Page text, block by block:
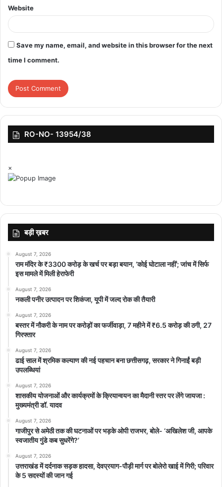
Website
Save my name, email, and website in this browser for the next
time I comment.
RO-NO- 13954/38
×
बड़ी ख़बर
August 7, 2026
राम मंदिर के ₹3300 करोड़ के खर्च पर बड़ा बयान, ‘कोई घोटाला नहीं’; जांच में सिर्फ
इस मामले में मिली हेराफेरी
August 7, 2026
नकली पनीर उत्पादन पर शिकंजा, यूपी में जल्द रोक की तैयारी
August 7, 2026
बस्तर में नौकरी के नाम पर करोड़ों का फर्जीवाड़ा, 7 महीने में ₹6.5 करोड़ की ठगी, 27
गिरफ्तार
August 7, 2026
ढाई साल में श्रमिक कल्याण की नई पहचान बना छत्तीसगढ़, सरकार ने गिनाईं बड़ी
उपलब्धियां
August 7, 2026
शासकीय योजनाओं और कार्यक्रमों के क्रियान्वयन का मैदानी स्तर पर लेंगे जायजा :
मुख्यमंत्री डॉ. यादव
August 7, 2026
गाजीपुर से अमेठी तक की घटनाओं पर भड़के ओपी राजभर, बोले- ‘अखिलेश जी, आपके
स्वजातीय गुंडे कब सुधरेंगे?’
August 7, 2026
उत्तराखंड में दर्दनाक सड़क हादसा, देवप्रयाग-पौड़ी मार्ग पर बोलेरो खाई में गिरी; परिवार
के 5 सदस्यों की जान गई